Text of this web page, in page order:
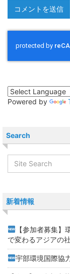
Powered by
Search
新着情報
【参加者募集
で変わるアジアの
宇部環境国際協